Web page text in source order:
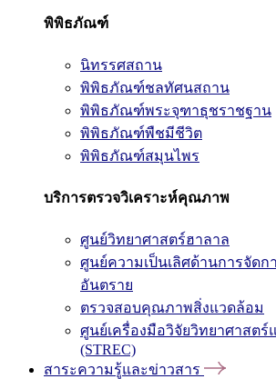
พิพิธภัณฑ์
นิทรรศสถาน
พิพิธภัณฑ์ชลทัศนสถาน
พิพิธภัณฑ์พระจุฑาธุชราชฐาน
พิพิธภัณฑ์พืชมีชีวิต
พิพิธภัณฑ์สมุนไพร
บริการตรวจวิเคราะห์คุณภาพ
ศูนย์วิทยาศาสตร์ฮาลาล
ศูนย์ความเป็นเลิศด้านการจัดก
อันตราย
ตรวจสอบคุณภาพสิ่งแวดล้อม
ศูนย์เครื่องมือวิจัยวิทยาศาสตร์
(STREC)
สาระความรู้และข่าวสาร